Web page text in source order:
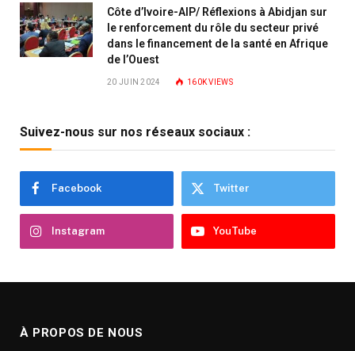
Côte d’Ivoire-AIP/ Réflexions à Abidjan sur
le renforcement du rôle du secteur privé
dans le financement de la santé en Afrique
de l’Ouest
20 JUIN 2024 160KVIEWS
Suivez-nous sur nos réseaux sociaux :
Facebook Twitter
Instagram YouTube
À PROPOS DE NOUS